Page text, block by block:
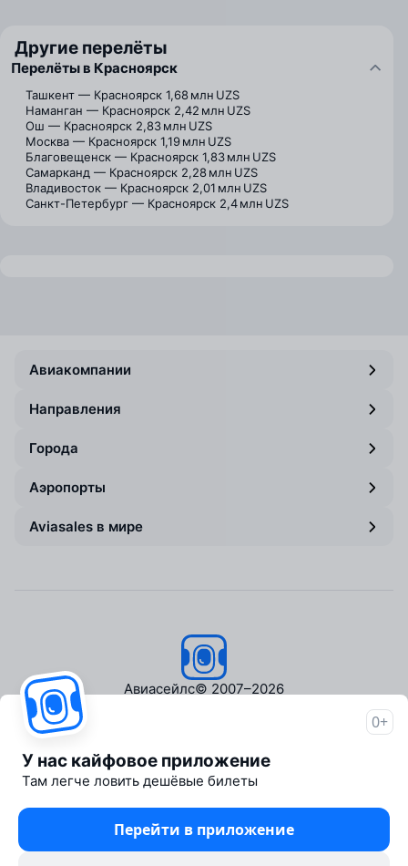
Другие перелёты
Перелёты в Красноярск
Ташкент — Красноярск 1,68 млн UZS
Наманган — Красноярск 2,42 млн UZS
Ош — Красноярск 2,83 млн UZS
Москва — Красноярск 1,19 млн UZS
Благовещенск — Красноярск 1,83 млн UZS
Самарканд — Красноярск 2,28 млн UZS
Владивосток — Красноярск 2,01 млн UZS
Санкт-Петербург — Красноярск 2,4 млн UZS
Авиакомпании
Направления
Города
Аэропорты
Aviasales в мире
Авиасейлс© 2007–2026
Пресс‑центр
Travelpayouts
Партнёрская программа
Медиа Yo'lovchi
Трэвел‑медиа Aviasales.uz
0+
У нас кайфовое приложение
Там легче ловить дешёвые билеты
Перейти в приложение